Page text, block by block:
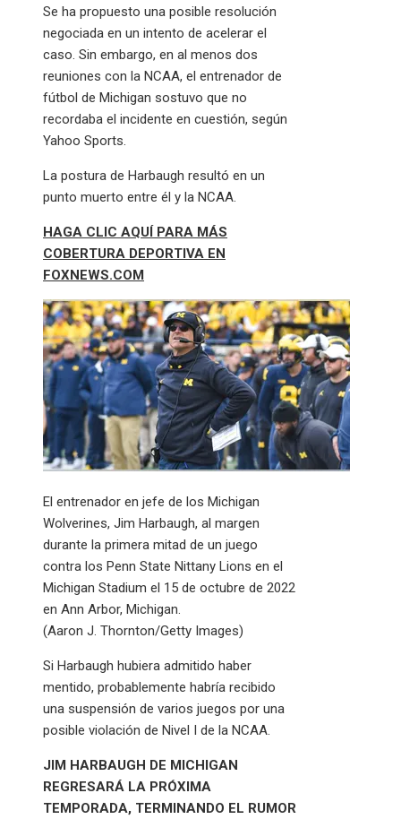
Se ha propuesto una posible resolución
negociada en un intento de acelerar el
caso. Sin embargo, en al menos dos
reuniones con la NCAA, el entrenador de
fútbol de Michigan sostuvo que no
recordaba el incidente en cuestión, según
Yahoo Sports.
La postura de Harbaugh resultó en un
punto muerto entre él y la NCAA.
HAGA CLIC AQUÍ PARA MÁS
COBERTURA DEPORTIVA EN
FOXNEWS.COM
El entrenador en jefe de los Michigan
Wolverines, Jim Harbaugh, al margen
durante la primera mitad de un juego
contra los Penn State Nittany Lions en el
Michigan Stadium el 15 de octubre de 2022
en Ann Arbor, Michigan.
(Aaron J. Thornton/Getty Images)
Si Harbaugh hubiera admitido haber
mentido, probablemente habría recibido
una suspensión de varios juegos por una
posible violación de Nivel I de la NCAA.
JIM HARBAUGH DE MICHIGAN
REGRESARÁ LA PRÓXIMA
TEMPORADA, TERMINANDO EL RUMOR